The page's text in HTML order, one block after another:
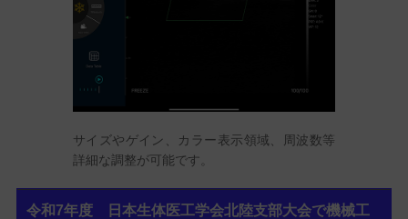
サイズやゲイン、カラー表示領域、周波数等
詳細な調整が可能です。
令和7年度 日本生体医工学会北陸支部大会で機械工